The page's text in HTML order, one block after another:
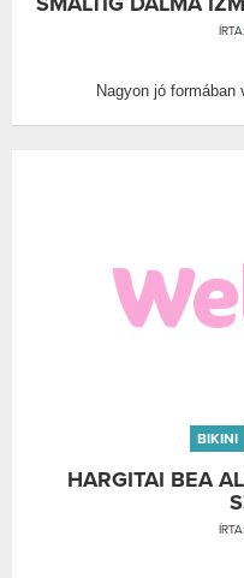
ÍRTA:
Nagyon jó formában
BIKINI
HARGITAI BEA
ÍRTA: